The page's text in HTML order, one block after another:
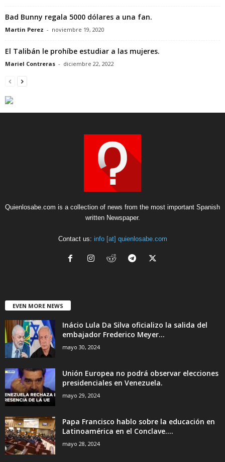
Bad Bunny regala 5000 dólares a una fan.
Martin Perez - noviembre 19, 2020
El Talibán le prohíbe estudiar a las mujeres.
Mariel Contreras - diciembre 22, 2022
Quienlosabe.com is a collection of news from the most important Spanish
written Newspaper.
Contact us: info [at] quienlosabe.com
EVEN MORE NEWS
Inácio Lula Da Silva oficializo la salida del
embajador Frederico Meyer...
mayo 30, 2024
Unión Europea no podrá observar elecciones
presidenciales en Venezuela.
mayo 29, 2024
Papa Francisco hablo sobre la educación en
Latinoamérica en el Conclave....
mayo 28, 2024